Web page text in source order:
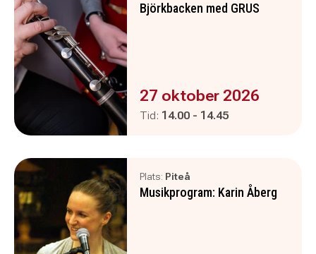
Björkbacken med GRUS
Evenemanget är :
27 oktober 2026
Tid: Pågår mellan
14.00 - och
14.45
Plats: Piteå
Musikprogram: Karin Åberg